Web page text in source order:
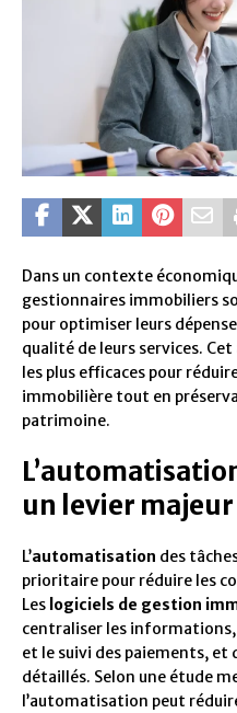
Dans un contexte
gestionnaires immobiliers
pour optimiser leurs
qualité de leurs services.
les plus efficaces pour
immobilière tout en
patrimoine.
un levier majeur
L’automatisation des
prioritaire pour réduire les
Les logiciels de gestion
centraliser les
et le suivi des paiements, et
détaillés. Selon une étude
l’automatisation peut